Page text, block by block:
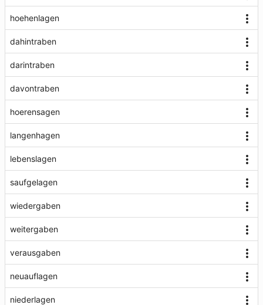
hoehenlagen
dahintraben
darintraben
davontraben
hoerensagen
langenhagen
lebenslagen
saufgelagen
wiedergaben
weitergaben
verausgaben
neuauflagen
niederlagen